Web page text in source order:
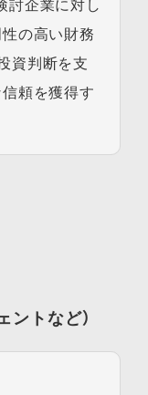
討企業に対し
性の高い財務
資判断を支
信頼を獲得す
ントなど）